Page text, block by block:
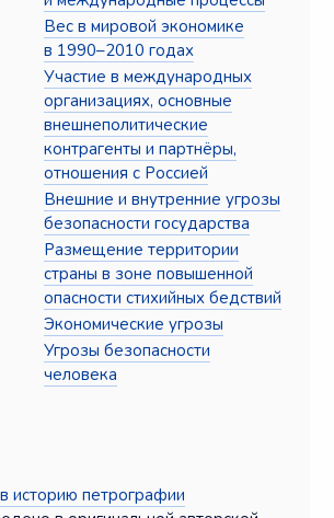
Вес в мировой экономике
в 1990–2010 годах
Участие в международных
организациях, основные
внешнеполитические
контрагенты и партнёры,
отношения с Россией
Внешние и внутренние угрозы
безопасности государства
Размещение территории
страны в зоне повышенной
опасности стихийных бедствий
Экономические угрозы
Угрозы безопасности
человека
историю петрографии